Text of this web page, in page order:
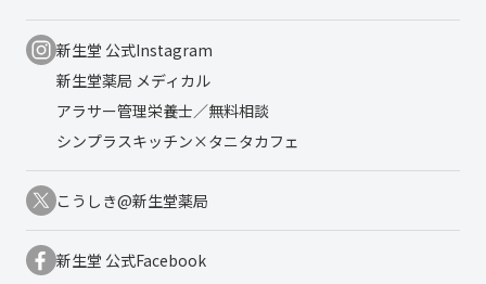
新生堂 公式Instagram
新生堂薬局 メディカル
アラサー管理栄養士／無料相談
シンプラスキッチン×タニタカフェ
こうしき@新生堂薬局
新生堂 公式Facebook